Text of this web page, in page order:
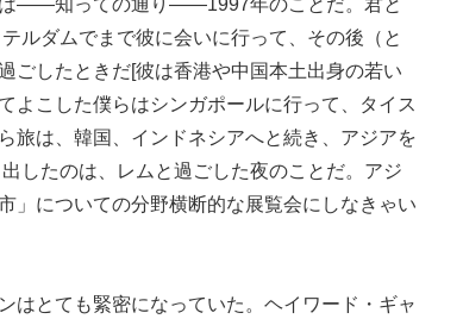
は——知っての通り——1997年のことだ。君と
ルダムでまで彼に会いに行って、その後（と
ごしたときだ[彼は香港や中国本土出身の若い
よこした僕らはシンガポールに行って、タイス
旅は、韓国、インドネシアへと続き、アジアを
したのは、レムと過ごした夜のことだ。アジ
」についての分野横断的な展覧会にしなきゃい
はとても緊密になっていた。ヘイワード・ギャ